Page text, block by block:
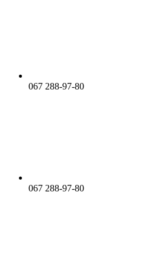
067 288-97-80
067 288-97-80